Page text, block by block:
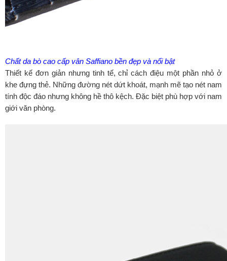
Chất da bò cao cấp vân Saffiano bền đẹp và nổi bật
Thiết kế đơn giản nhưng tinh tế, chỉ cách điệu một phần nhỏ ở
khe đựng thẻ. Những đường nét dứt khoát, mạnh mẽ tạo nét nam
tính độc đáo nhưng không hề thô kệch. Đặc biệt phù hợp với nam
giới văn phòng.